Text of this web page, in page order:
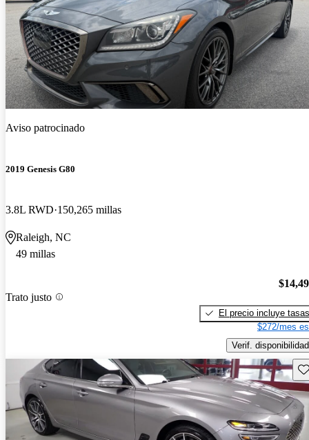
Aviso patrocinado
2019 Genesis G80
3.8L RWD 150,265 millas
Raleigh, NC
49 millas
Trato justo
El precio incluye tasas
$272/mes
Verif. disponibilidad